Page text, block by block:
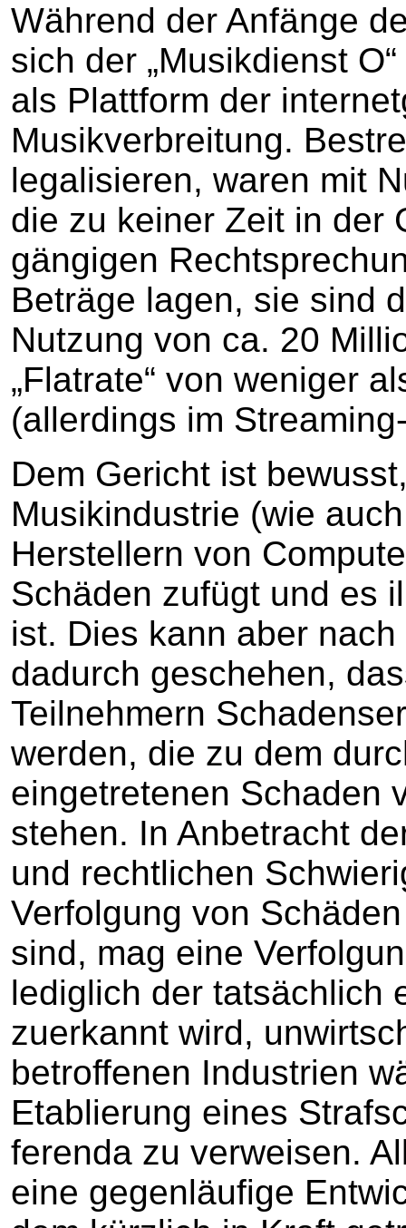
Während der Anfänge
sich der „Musikdienst
als Plattform der
Musikverbreitung.
legalisieren, waren mit
die zu keiner Zeit in der
gängigen
Beträge lagen, sie sind
Nutzung von ca. 20
„Flatrate“ von weniger
(allerdings im
Dem Gericht ist
Musikindustrie (wie
Herstellern von
Schäden zufügt und es
ist. Dies kann aber
dadurch geschehen,
Teilnehmern
werden, die zu dem
eingetretenen Schaden
stehen. In Anbetracht
und rechtlichen
Verfolgung von
sind, mag eine
lediglich der tatsächlich
zuerkannt wird,
betroffenen Industrien
Etablierung eines
ferenda zu verweisen.
eine gegenläufige